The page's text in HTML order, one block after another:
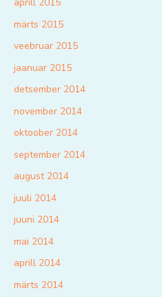
aprill 2015
märts 2015
veebruar 2015
jaanuar 2015
detsember 2014
november 2014
oktoober 2014
september 2014
august 2014
juuli 2014
juuni 2014
mai 2014
aprill 2014
märts 2014